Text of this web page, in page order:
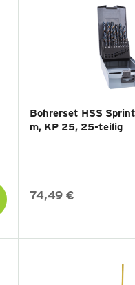
Bohrerset HSS
m, KP 25, 25-teilig
74,49 €